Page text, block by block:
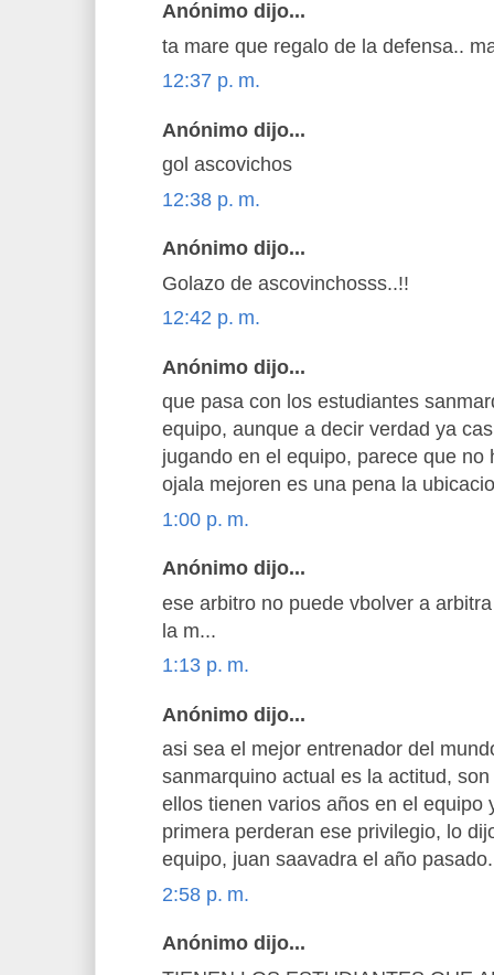
Anónimo dijo...
ta mare que regalo de la defensa..
12:37 p. m.
Anónimo dijo...
gol ascovichos
12:38 p. m.
Anónimo dijo...
Golazo de ascovinchosss..!!
12:42 p. m.
Anónimo dijo...
que pasa con los estudiantes
equipo, aunque a decir verdad ya
jugando en el equipo, parece que no
ojala mejoren es una pena la
1:00 p. m.
Anónimo dijo...
ese arbitro no puede vbolver a
la m...
1:13 p. m.
Anónimo dijo...
asi sea el mejor entrenador del
sanmarquino actual es la actitud,
ellos tienen varios años en el equipo
primera perderan ese privilegio, lo
equipo, juan saavadra el año pasado.
2:58 p. m.
Anónimo dijo...